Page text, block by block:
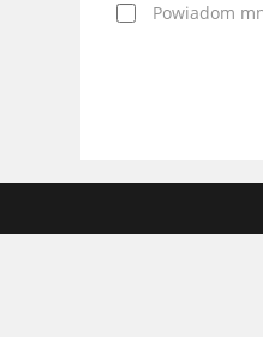
Powiadom